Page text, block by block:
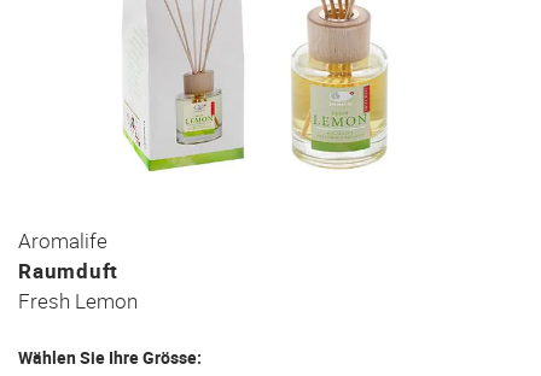
Zum
Anfang
der
Bildgalerie
Aromalife
Raumduft
Fresh Lemon
Wählen Sie Ihre Grösse: